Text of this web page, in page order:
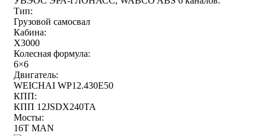
Тип:
Грузовой самосвал
Кабина:
X3000
Колесная формула:
6×6
Двигатель:
WEICHAI WP12.430E50
КПП:
КПП 12JSDX240TA
Мосты:
16T MAN